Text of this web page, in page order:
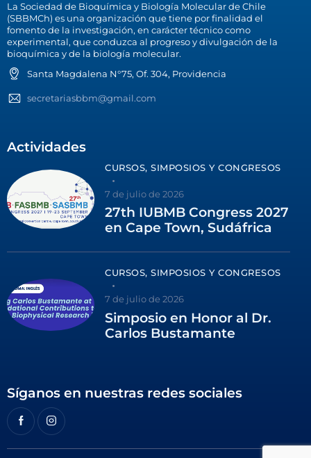
La Sociedad de Bioquímica y Biología Molecular de Chile
(SBBMCh) es una organización que tiene por finalidad el
fomento de la investigación, en carácter técnico como
experimental, que conduzca al progreso y divulgación de la
bioquímica y de la biología molecular.
Santa Magdalena N°75, Of. 304, Providencia
secretariasbbm@gmail.com
Actividades
CURSOS, SIMPOSIOS Y CONGRESOS
7 de julio de 2026
27th IUBMB Congress 2027
en Cape Town, Sudáfrica
CURSOS, SIMPOSIOS Y CONGRESOS
7 de julio de 2026
Simposio en Honor al Dr.
Carlos Bustamante
Síganos en nuestras redes sociales